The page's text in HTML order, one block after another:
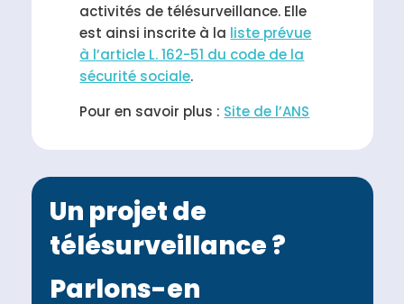
activités de télésurveillance. Elle
est ainsi inscrite à la liste prévue
à l’article L. 162-51 du code de la
sécurité sociale.
Pour en savoir plus : Site de l’ANS
Un projet de
télésurveillance ?
Parlons-en